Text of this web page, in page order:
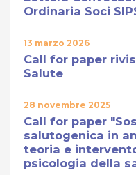
Ordinaria Soci
13 marzo 2026
Call for paper
Salute
28 novembre 2025
Call for paper
salutogenica in
teoria e
psicologia della